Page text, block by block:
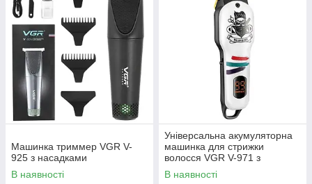
Машинка триммер VGR V-
925 з насадками
В наявності
Універсальна акумуляторна
машинка для стрижки
волосся VGR V-971 з
дисплеєм (4 насадки)
В наявності